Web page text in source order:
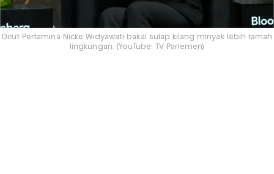
Dirut Pertamina Nicke Widyawati bakal sulap kilang minyak lebih ramah
lingkungan. (YouTube: TV Parlemen)